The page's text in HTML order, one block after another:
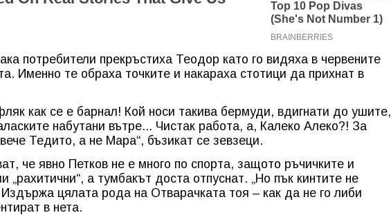
потребители прекръстиха Теодор като го видяха в червените
Именно те обраха точките и накараха стотици да прихнат в
как се е барнал! Кой носи такива бермуди, вдигнати до ушите,
набутани вътре... Чистак работа, а, Калеко Алеко?! За
Тедито, а не Мара“, бъзикат се зевзеци.
че явно Петков не е много по спорта, защото ръчичките и
„рахитични“, а тумбакът доста отпуснат. „Но пък кинтите не
цялата рода на Отварачката тоя – как да не го либи
в нета.